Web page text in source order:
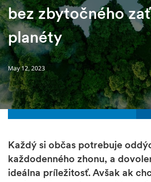
bez zbytočného
planéty
May 12, 2023
Každý si občas potrebuje
každodenného zhonu, a
ideálna príležitosť. Avšak ak